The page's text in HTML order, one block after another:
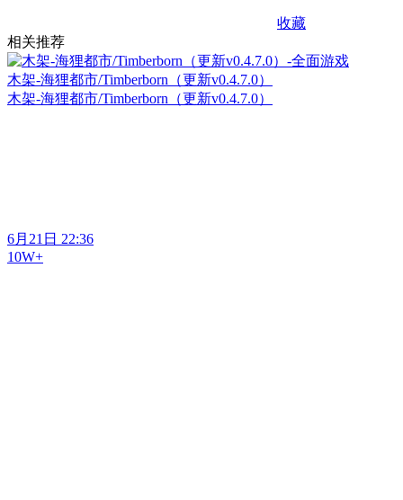
收藏
相关推荐
木架-海狸都市/Timberborn（更新v0.4.7.0）
木架-海狸都市/Timberborn（更新v0.4.7.0）
6月21日 22:36
10W+